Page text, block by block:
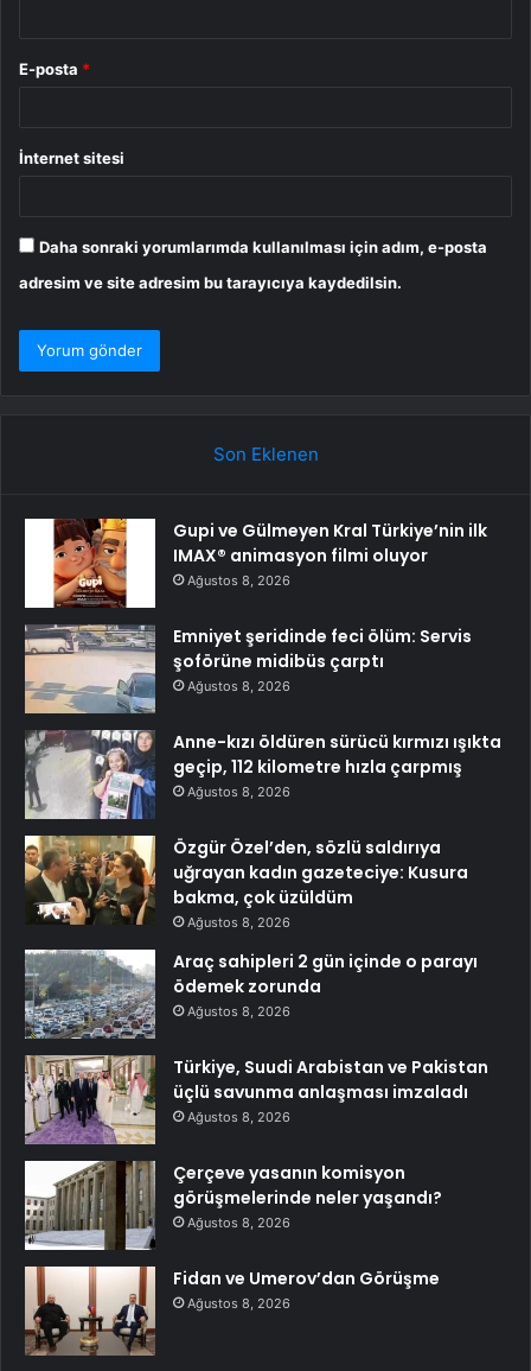
E-posta *
İnternet sitesi
Daha sonraki yorumlarımda kullanılması için adım, e-posta
adresim ve site adresim bu tarayıcıya kaydedilsin.
Son Eklenen
Gupi ve Gülmeyen Kral Türkiye’nin ilk
IMAX® animasyon filmi oluyor
Ağustos 8, 2026
Emniyet şeridinde feci ölüm: Servis
şoförüne midibüs çarptı
Ağustos 8, 2026
Anne-kızı öldüren sürücü kırmızı ışıkta
geçip, 112 kilometre hızla çarpmış
Ağustos 8, 2026
Özgür Özel’den, sözlü saldırıya
uğrayan kadın gazeteciye: Kusura
bakma, çok üzüldüm
Ağustos 8, 2026
Araç sahipleri 2 gün içinde o parayı
ödemek zorunda
Ağustos 8, 2026
Türkiye, Suudi Arabistan ve Pakistan
üçlü savunma anlaşması imzaladı
Ağustos 8, 2026
Çerçeve yasanın komisyon
görüşmelerinde neler yaşandı?
Ağustos 8, 2026
Fidan ve Umerov’dan Görüşme
Ağustos 8, 2026